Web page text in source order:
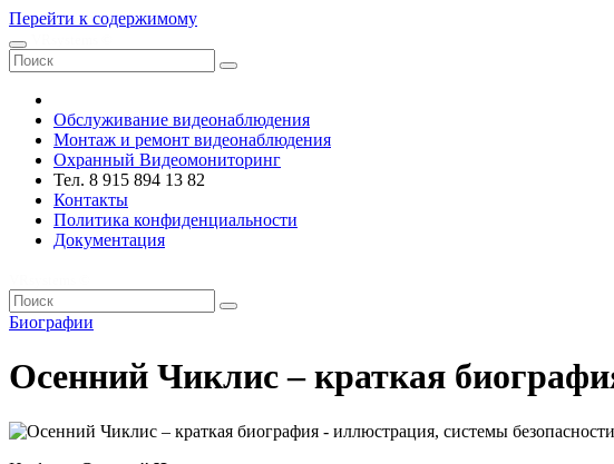
Перейти к содержимому
Обслуживание видеонаблюдения
Монтаж и ремонт видеонаблюдения
Охранный Видеомониторинг
Тел. 8 915 894 13 82
Контакты
Политика конфиденциальности
Документация
Биографии
Осенний Чиклис – краткая